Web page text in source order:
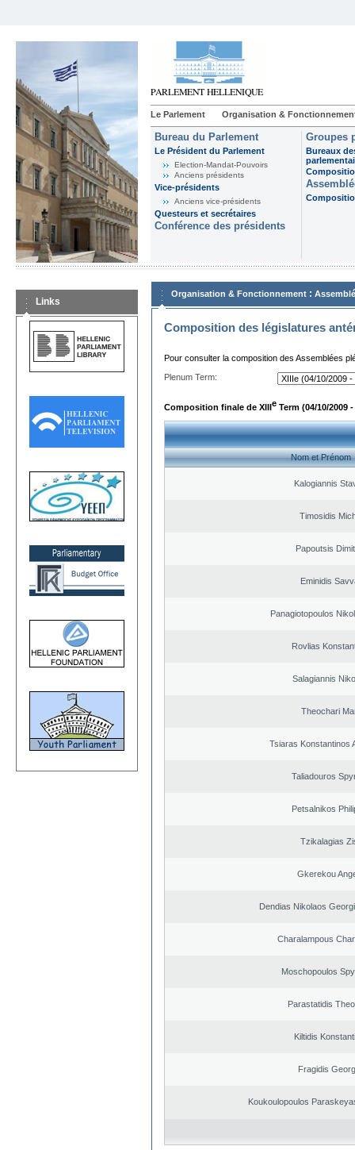
Le Parlement Organisation &
Bureau du Parlement
Le Président du Parlement
Election-Mandat-Pouvoirs
Anciens présidents
Vice-présidents
Anciens vice-présidents
Questeurs et secrétaires
Conférence des présidents
Groupes
Bureaux
Links
Organisation & Fonctionnement :
Composition des législatures
Pour consulter la composition des Assemblées
Plenum Term:
Composition finale de XIIIe Term (04/10/2009 -
Nom et Prénom
Kalogiannis
Timosidis
Papoutsis
Eminidis
Panagiotopoulos
Rovlias
Salagiannis
Theochari
Tsiaras Konstantinos
Taliadouros
Petsalnikos
Tzikalagias
Gkerekou
Dendias Nikolaos
Charalampous
Moschopoulos
Parastatidis
Kiltidis
Fragidis
Koukoulopoulos